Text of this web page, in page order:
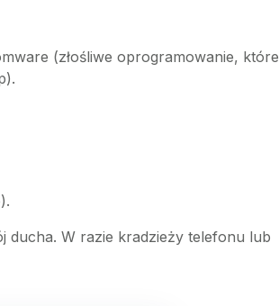
(złośliwe oprogramowanie, które
ducha. W razie kradzieży telefonu lub